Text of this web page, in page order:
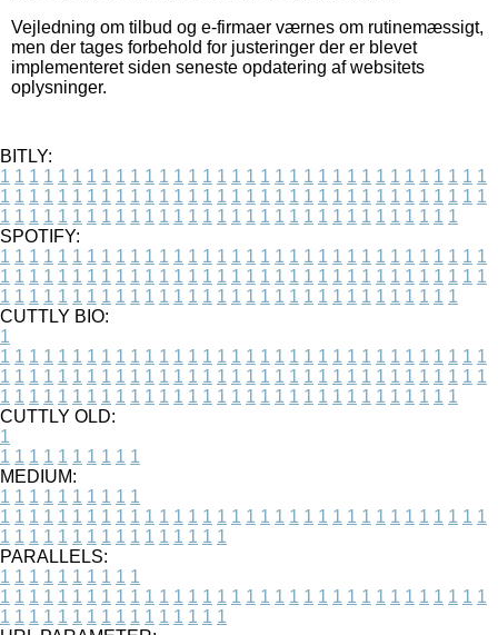
Vejledning om tilbud og e-firmaer værnes om rutinemæssigt,
men der tages forbehold for justeringer der er blevet
implementeret siden seneste opdatering af websitets
oplysninger.
BITLY:
1 1 1 1 1 1 1 1 1 1 1 1 1 1 1 1 1 1 1 1 1 1 1 1 1 1 1 1 1 1 1 1 1 1
1 1 1 1 1 1 1 1 1 1 1 1 1 1 1 1 1 1 1 1 1 1 1 1 1 1 1 1 1 1 1 1 1 1
1 1 1 1 1 1 1 1 1 1 1 1 1 1 1 1 1 1 1 1 1 1 1 1 1 1 1 1 1 1 1 1
SPOTIFY:
1 1 1 1 1 1 1 1 1 1 1 1 1 1 1 1 1 1 1 1 1 1 1 1 1 1 1 1 1 1 1 1 1 1
1 1 1 1 1 1 1 1 1 1 1 1 1 1 1 1 1 1 1 1 1 1 1 1 1 1 1 1 1 1 1 1 1 1
1 1 1 1 1 1 1 1 1 1 1 1 1 1 1 1 1 1 1 1 1 1 1 1 1 1 1 1 1 1 1 1
CUTTLY BIO:
1
1 1 1 1 1 1 1 1 1 1 1 1 1 1 1 1 1 1 1 1 1 1 1 1 1 1 1 1 1 1 1 1 1 1
1 1 1 1 1 1 1 1 1 1 1 1 1 1 1 1 1 1 1 1 1 1 1 1 1 1 1 1 1 1 1 1 1 1
1 1 1 1 1 1 1 1 1 1 1 1 1 1 1 1 1 1 1 1 1 1 1 1 1 1 1 1 1 1 1 1
CUTTLY OLD:
1
1 1 1 1 1 1 1 1 1 1
MEDIUM:
1 1 1 1 1 1 1 1 1 1
1 1 1 1 1 1 1 1 1 1 1 1 1 1 1 1 1 1 1 1 1 1 1 1 1 1 1 1 1 1 1 1 1 1
1 1 1 1 1 1 1 1 1 1 1 1 1 1 1 1
PARALLELS:
1 1 1 1 1 1 1 1 1 1
1 1 1 1 1 1 1 1 1 1 1 1 1 1 1 1 1 1 1 1 1 1 1 1 1 1 1 1 1 1 1 1 1 1
1 1 1 1 1 1 1 1 1 1 1 1 1 1 1 1